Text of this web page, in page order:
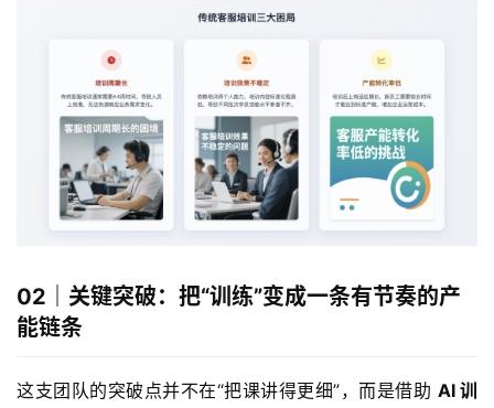
02｜关键突破：把“训练”变成一条有节奏的产
能链条
这支团队的突破点并不在“把课讲得更细”，而是借助 AI 训